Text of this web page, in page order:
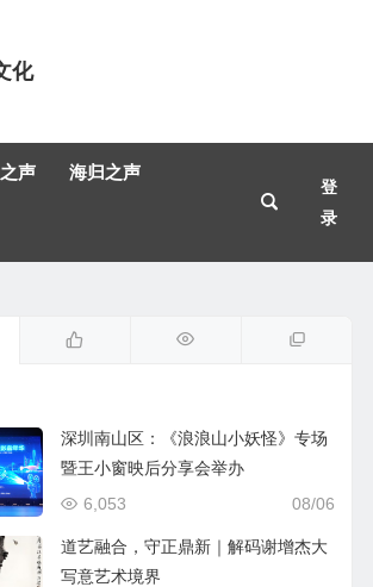
化
声 海归之声
登
录
深圳南山区：《浪浪山小妖怪》专场
暨王小窗映后分享会举办
08/06
6,053
道艺融合，守正鼎新｜解码谢增杰大
写意艺术境界